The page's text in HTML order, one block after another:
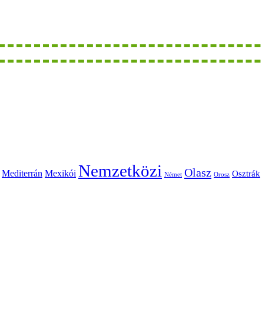
Mediterrán Mexikói Nemzetközi Német Olasz Orosz Osztrák